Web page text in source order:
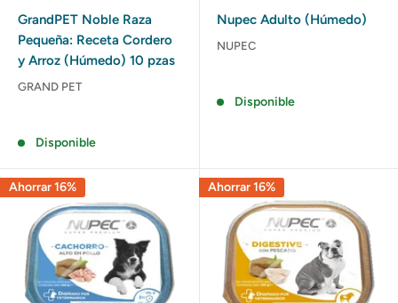
venta
GrandPET Noble Raza
Pequeña: Receta Cordero
y Arroz (Húmedo) 10 pzas
GRAND PET
Disponible
venta
Nupec Adulto (Húmedo)
NUPEC
Disponible
Ahorrar 16% Ahorrar 16%